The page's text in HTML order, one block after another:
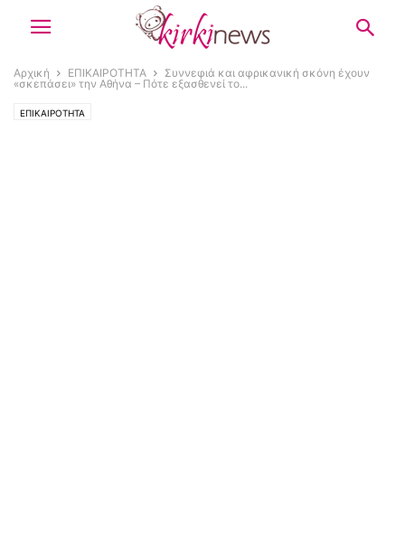
Αρχική ΕΠΙΚΑΙΡΟΤΗΤΑ
Συννεφιά και αφρικανική σκόνη έχουν
«σκεπάσει» την Αθήνα – Πότε εξασθενεί το...
ΕΠΙΚΑΙΡΟΤΗΤΑ